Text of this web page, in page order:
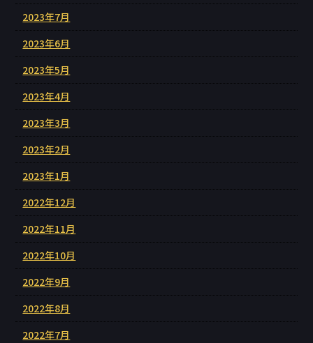
2023年7月
2023年6月
2023年5月
2023年4月
2023年3月
2023年2月
2023年1月
2022年12月
2022年11月
2022年10月
2022年9月
2022年8月
2022年7月